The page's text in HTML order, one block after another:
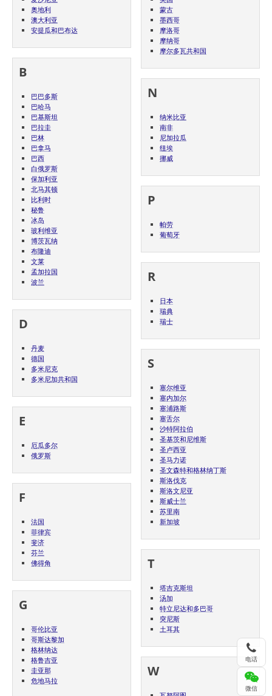
奥地利
澳大利亚
安提瓜和巴布达
B
巴巴多斯
巴哈马
巴基斯坦
巴拉圭
巴林
巴拿马
巴西
白俄罗斯
保加利亚
北马其顿
比利时
秘鲁
冰岛
玻利维亚
博茨瓦纳
布隆迪
文莱
孟加拉国
波兰
D
丹麦
德国
多米尼克
多米尼加共和国
E
厄瓜多尔
俄罗斯
F
法国
菲律宾
斐济
芬兰
佛得角
G
哥伦比亚
哥斯达黎加
格林纳达
格鲁吉亚
圭亚那
危地马拉
蒙古
墨西哥
摩洛哥
摩纳哥
摩尔多瓦共和国
N
纳米比亚
南非
尼加拉瓜
纽埃
挪威
P
帕劳
葡萄牙
R
日本
瑞典
瑞士
S
塞尔维亚
塞内加尔
塞浦路斯
塞舌尔
沙特阿拉伯
圣基茨和尼维斯
圣卢西亚
圣马力诺
圣文森特和格林纳丁斯
斯洛伐克
斯洛文尼亚
斯威士兰
苏里南
新加坡
T
塔吉克斯坦
汤加
特立尼达和多巴哥
突尼斯
土耳其
W
电话
微信